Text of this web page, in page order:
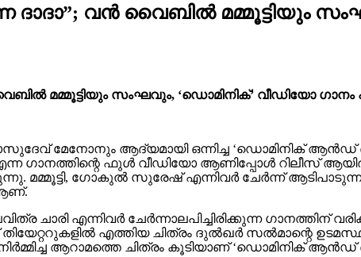
ദാദാ”; വൻ വൈബിൽ മമ്മൂട്ടിയും
മമ്മൂട്ടിയും സംഘവും, ‘ഡൊമിനിക്’ വീഡിയോ
മേനോനും ആദ്യമായി ഒന്നിച്ച ‘ഡൊമിനിക് ആൻഡ്
എന്ന ഗാനത്തിന്റെ ഫുൾ വീഡിയോ ആണിപ്പോൾ റിലീസ്
മമ്മൂട്ടി, ഗോകുൽ സുരേഷ് എന്നിവർ ചേർന്ന്
ചാരി എന്നിവർ ചേർന്നാലപിച്ചിരിക്കുന്ന ഗാനത്തിന്
എത്തിയ ചിത്രം ദുൽഖർ സൽമാന്റെ
നിർമ്മിച്ച ആറാമത്തെ ചിത്രം കൂടിയാണ് ‘ഡൊമിനിക് ആൻഡ്